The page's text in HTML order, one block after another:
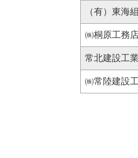
（有）東海組
㈱桐原工務
常北建設工
㈱常陸建設